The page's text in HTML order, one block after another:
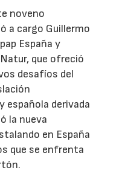
noveno
a cargo Guillermo
España y
que ofreció
desafíos del
española derivada
la nueva
en España
que se enfrenta